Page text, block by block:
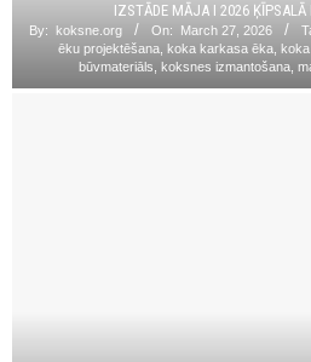
IZSTĀDE MĀJA I 2026 ĶĪPSALĀ
By: koksne.org On: March 27, 2026
ēku projektēšana
koka karkasa ēka
būvmateriāls
koksnes izmantošana,